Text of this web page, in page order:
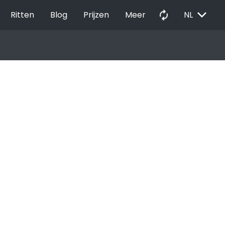
Ritten Blog Prijzen Meer autorenew NL EXPAND_MORE